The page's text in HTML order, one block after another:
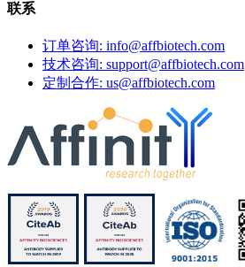
联系
订单咨询: info@affbiotech.com
技术咨询: support@affbiotech.com
定制合作: us@affbiotech.com